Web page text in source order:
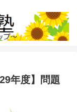
年度】問題